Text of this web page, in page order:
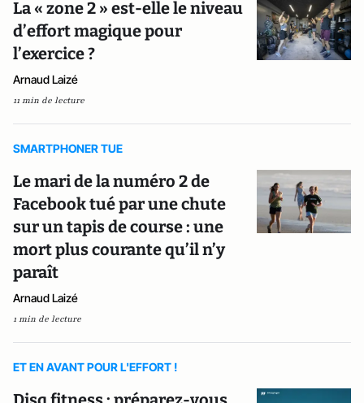
La « zone 2 » est-elle le niveau
d’effort magique pour
l’exercice ?
Arnaud Laizé
11 min de lecture
SMARTPHONER TUE
Le mari de la numéro 2 de
Facebook tué par une chute
sur un tapis de course : une
mort plus courante qu’il n’y
paraît
Arnaud Laizé
1 min de lecture
ET EN AVANT POUR L'EFFORT !